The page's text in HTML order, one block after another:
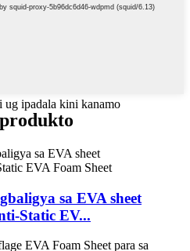
ug ipadala kini kanamo
sa EVA sheet
Static EV...